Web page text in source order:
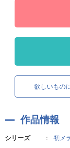
欲しいもの
作品情報
シリーズ ：
初メ